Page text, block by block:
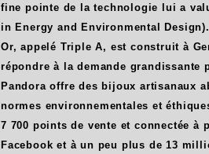
fine pointe de la technologie lui a
in Energy and Environmental
Or, appelé Triple A, est construit à
répondre à la demande
Pandora offre des bijoux artisanaux
normes environnementales et
7 700 points de vente et connectée à
Facebook et à un peu plus de 13